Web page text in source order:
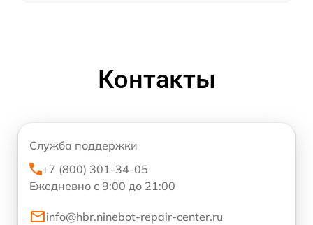
Контакты
Служба поддержки
+7 (800) 301-34-05
Ежедневно с 9:00 до 21:00
info@hbr.ninebot-repair-center.ru